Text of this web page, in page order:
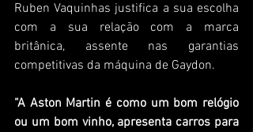
Ruben Vaquinhas justifica a sua escolha
com a sua relação com a marca
britânica, assente nas garantias
competitivas da máquina de Gaydon.
“A Aston Martin é como um bom relógio
ou um bom vinho, apresenta carros para